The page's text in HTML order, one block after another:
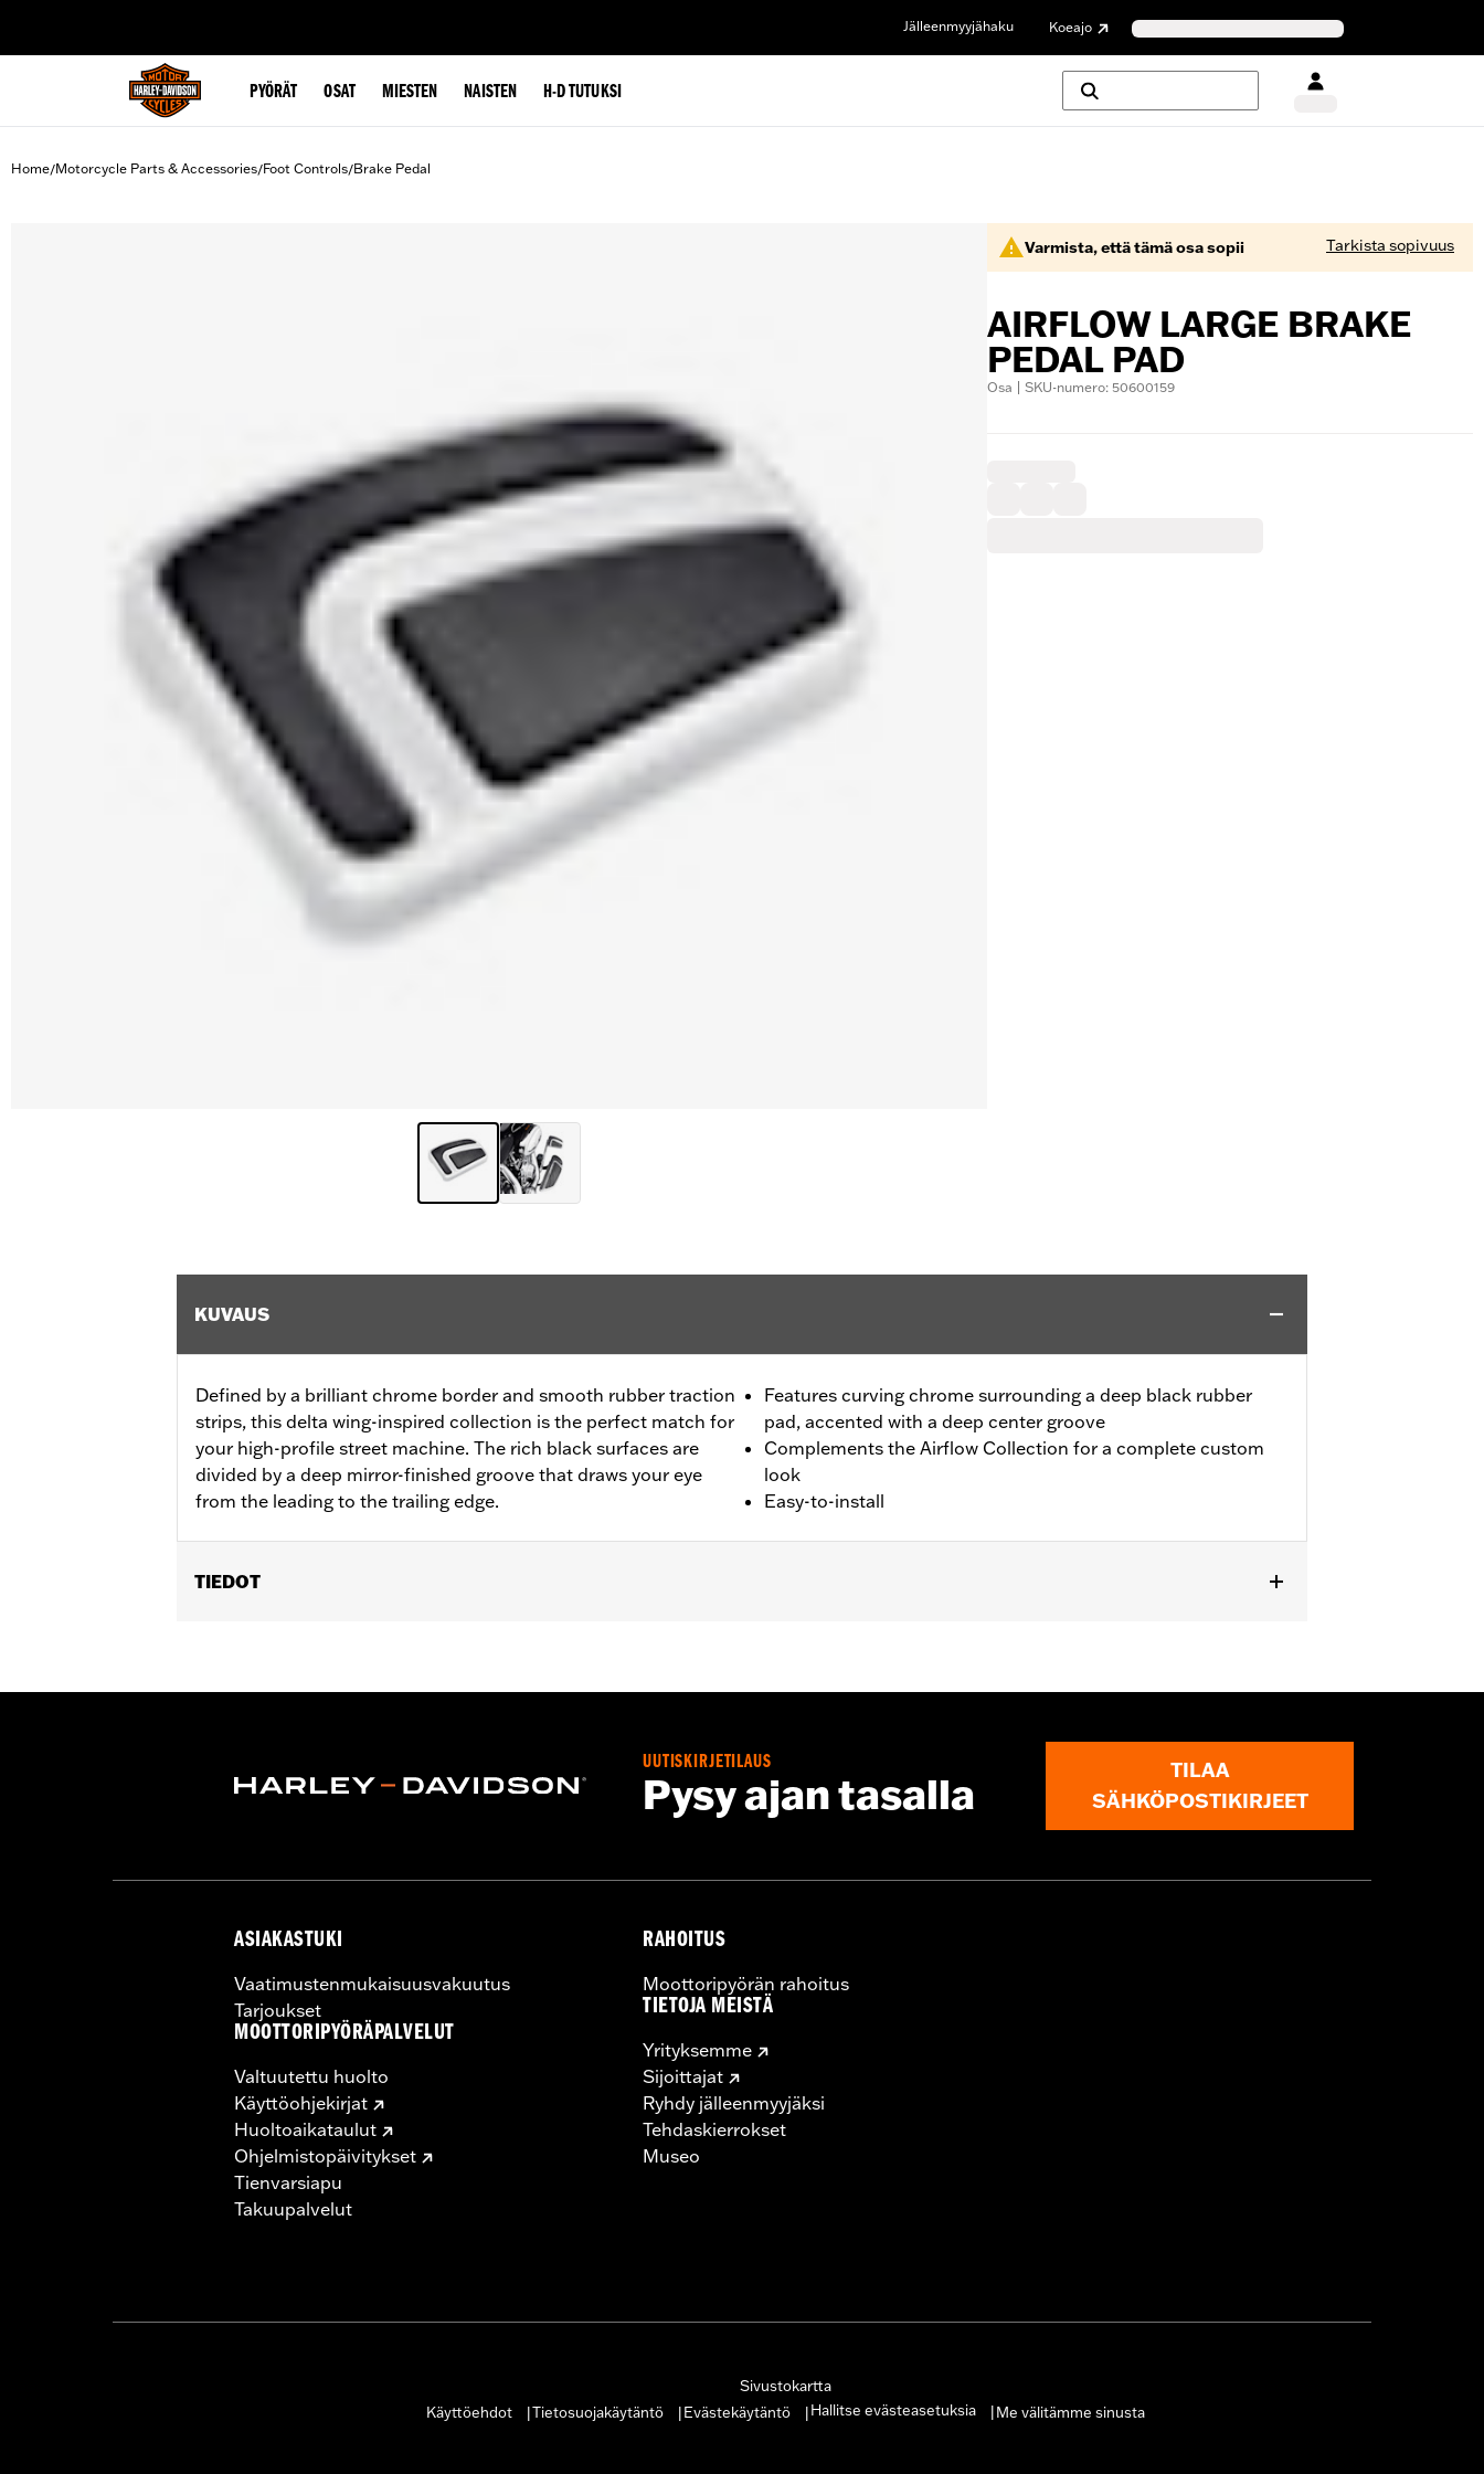
Jälleenmyyjähaku Koeajo
PYÖRÄT OSAT MIESTEN NAISTEN H-D TUTUKSI
Home/Motorcycle Parts & Accessories/Foot Controls/Brake Pedal
Varmista, että tämä osa sopii Tarkista sopivuus
AIRFLOW LARGE BRAKE
PEDAL PAD
Osa | SKU-numero: 50600159
KUVAUS
Defined by a brilliant chrome border and smooth rubber traction
strips, this delta wing-inspired collection is the perfect match for
your high-profile street machine. The rich black surfaces are
divided by a deep mirror-finished groove that draws your eye
from the leading to the trailing edge.
Features curving chrome surrounding a deep black rubber
pad, accented with a deep center groove
Complements the Airflow Collection for a complete custom
look
Easy-to-install
TIEDOT
Collection:Airflow
www.h-d.com/warrantyfor full details
UUTISKIRJETILAUS
Pysy ajan tasalla
TILAA
SÄHKÖPOSTIKIRJEET
ASIAKASTUKI
Vaatimustenmukaisuusvakuutus
Tarjoukset
MOOTTORIPYÖRÄPALVELUT
Valtuutettu huolto
Käyttöohjekirjat
Huoltoaikataulut
Ohjelmistopäivitykset
Tienvarsiapu
Takuupalvelut
RAHOITUS
Moottoripyörän rahoitus
TIETOJA MEISTÄ
Yrityksemme
Sijoittajat
Ryhdy jälleenmyyjäksi
Tehdaskierrokset
Museo
Sivustokartta
Käyttöehdot
Tietosuojakäytäntö Evästekäytäntö Hallitse evästeasetuksia Me välitämme sinusta